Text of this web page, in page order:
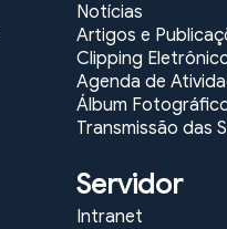
Notícias
Artigos e
Clipping
Agenda de
Álbum
Transmissão das
Servidor
Intranet